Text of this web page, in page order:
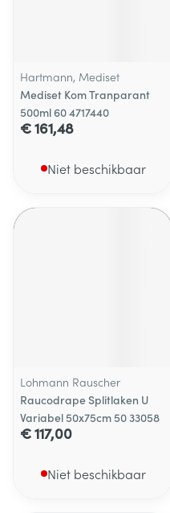
Hartmann, Mediset
Mediset Kom Tranparant
500ml 60 4717440
€ 161,48
Niet beschikbaar
Lohmann Rauscher
Raucodrape Splitlaken U
Variabel 50x75cm 50 33058
€ 117,00
Niet beschikbaar